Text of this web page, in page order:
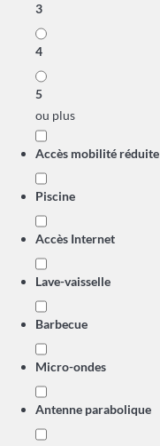
3
4
5
ou plus
Accès mobilité réduite
Piscine
Accès Internet
Lave-vaisselle
Barbecue
Micro-ondes
Antenne parabolique